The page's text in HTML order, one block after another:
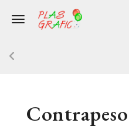
Toggle navigation